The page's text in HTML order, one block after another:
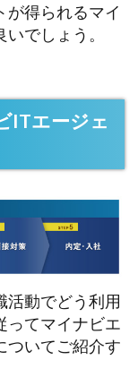
が得られるマイ
でしょう。
ITエージェ
活動でどう利用
ってマイナビエ
ついてご紹介す